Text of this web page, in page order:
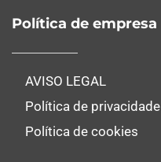
Política de empresa
AVISO LEGAL
Política de privacidade
Política de cookies